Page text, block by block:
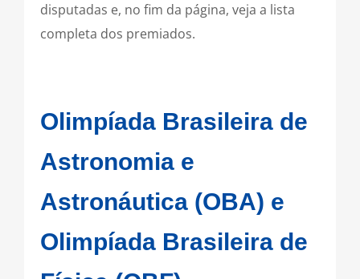
disputadas e, no fim da página, veja a lista
completa dos premiados.
Olimpíada Brasileira de
Astronomia e
Astronáutica (OBA) e
Olimpíada Brasileira de